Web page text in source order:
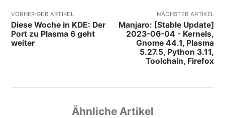
VORHERIGER ARTIKEL
Diese Woche in KDE: Der
Port zu Plasma 6 geht
weiter
NÄCHSTER ARTIKEL
Manjaro: [Stable Update]
2023-06-04 - Kernels,
Gnome 44.1, Plasma
5.27.5, Python 3.11,
Toolchain, Firefox
Ähnliche Artikel